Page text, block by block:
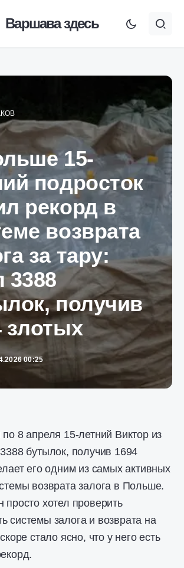
Варшава здесь
15-
подросток
рекорд в
возврата
за тару:
3388
получив
злотых
00:25
8 апреля 15-летний Виктор из
бутылок, получив 1694
его одним из самых активных
возврата залога в Польше.
просто хотел проверить
системы залога и возврата на
стало ясно, что у него есть